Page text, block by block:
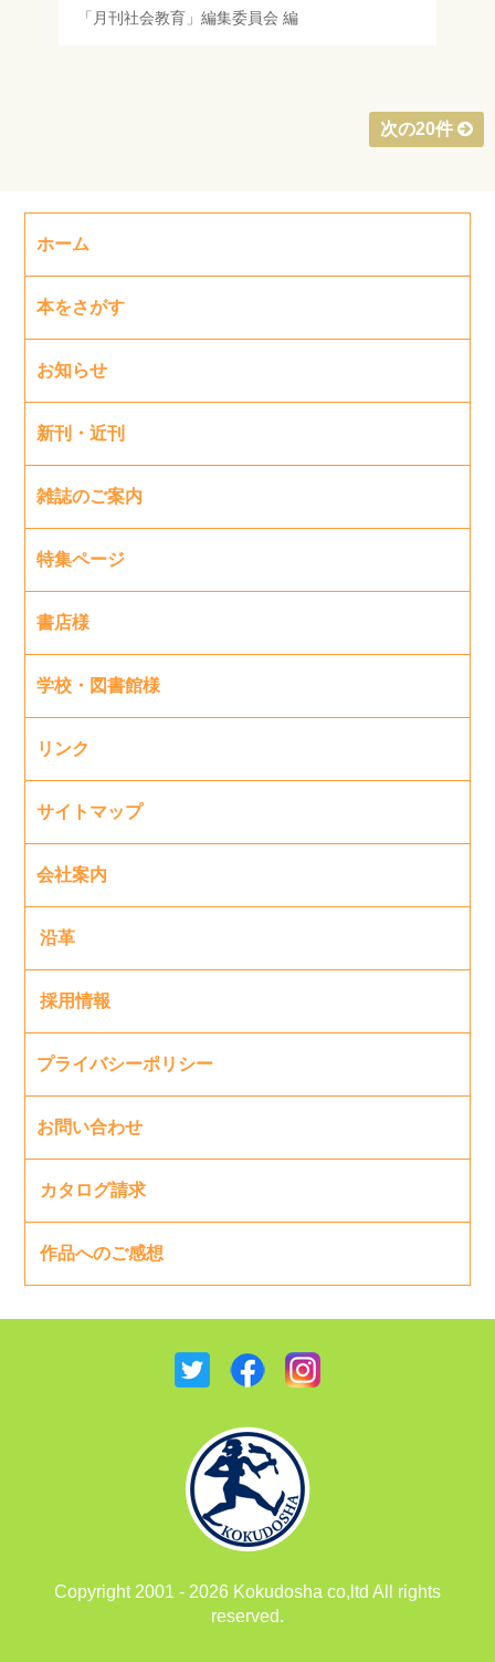
「月刊社会教育」編集委員会 編
次の20件
ホーム
本をさがす
お知らせ
新刊・近刊
雑誌のご案内
特集ページ
書店様
学校・図書館様
リンク
サイトマップ
会社案内
沿革
採用情報
プライバシーポリシー
お問い合わせ
カタログ請求
作品へのご感想
Copyright 2001 - 2026 Kokudosha co,ltd All rights
reserved.